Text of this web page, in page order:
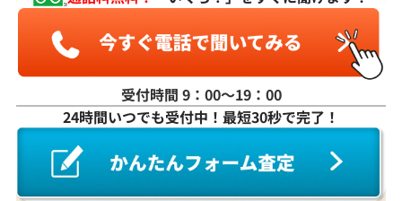
受付時間 9：00〜19：00
24時間いつでも受付中！最短30秒で完了！